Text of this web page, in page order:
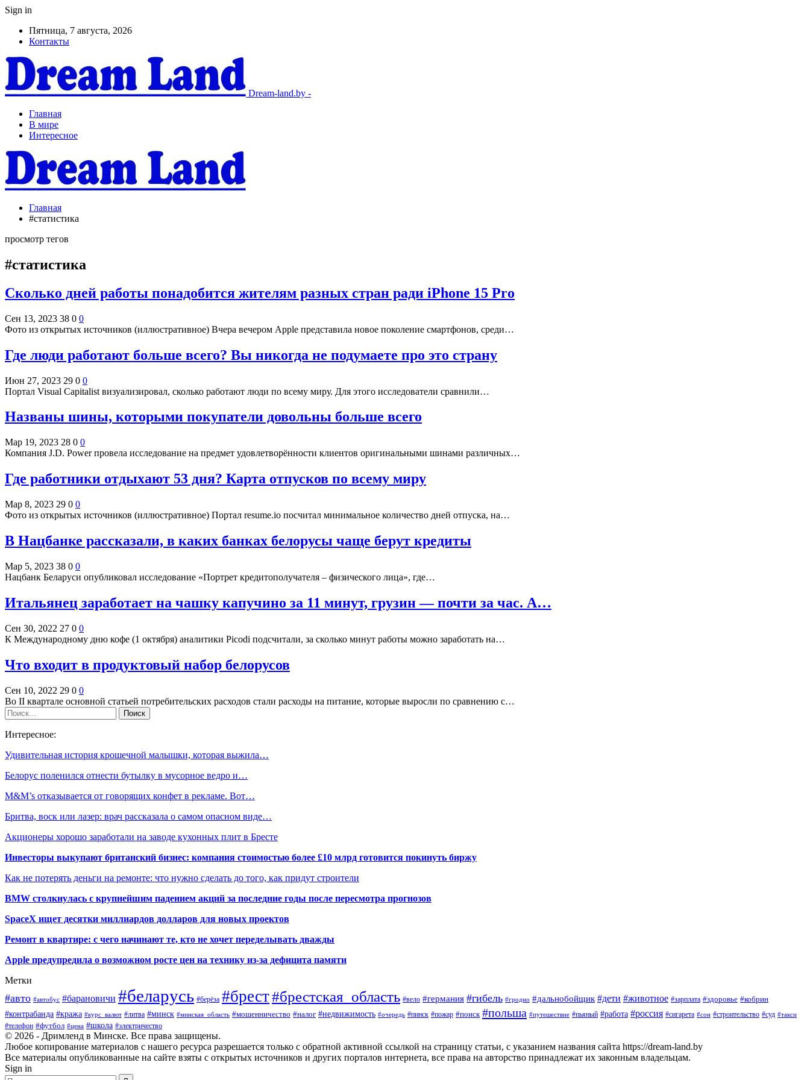
Sign in
Пятница, 7 августа, 2026
Контакты
Dream-land.by -
Главная
В мире
Интересное
Главная
#статистика
просмотр тегов
#статистика
Сколько дней работы понадобится жителям разных стран ради iPhone 15 Pro
Сен 13, 2023 38 0 0
Фото из открытых источников (иллюстративное) Вчера вечером Apple представила новое поколение смартфонов, среди…
Где люди работают больше всего? Вы никогда не подумаете про это страну
Июн 27, 2023 29 0 0
Портал Visual Capitalist визуализировал, сколько работают люди по всему миру. Для этого исследователи сравнили…
Названы шины, которыми покупатели довольны больше всего
Мар 19, 2023 28 0 0
Компания J.D. Power провела исследование на предмет удовлетворённости клиентов оригинальными шинами различных…
Где работники отдыхают 53 дня? Карта отпусков по всему миру
Мар 8, 2023 29 0 0
Фото из открытых источников (иллюстративное) Портал resume.io посчитал минимальное количество дней отпуска, на…
В Нацбанке рассказали, в каких банках белорусы чаще берут кредиты
Мар 5, 2023 38 0 0
Нацбанк Беларуси опубликовал исследование «Портрет кредитополучателя – физического лица», где…
Итальянец заработает на чашку капучино за 11 минут, грузин — почти за час. А…
Сен 30, 2022 27 0 0
К Международному дню кофе (1 октября) аналитики Picodi подсчитали, за сколько минут работы можно заработать на…
Что входит в продуктовый набор белорусов
Сен 10, 2022 29 0 0
Во II квартале основной статьей потребительских расходов стали расходы на питание, которые выросли по сравнению с…
Интересное:
Удивительная история крошечной малышки, которая выжила…
Белорус поленился отнести бутылку в мусорное ведро и…
M&M’s отказывается от говорящих конфет в рекламе. Вот…
Бритва, воск или лазер: врач рассказала о самом опасном виде…
Акционеры хорошо заработали на заводе кухонных плит в Бресте
Инвесторы выкупают британский бизнес: компания стоимостью более £10 млрд готовится покинуть биржу
Как не потерять деньги на ремонте: что нужно сделать до того, как придут строители
BMW столкнулась с крупнейшим падением акций за последние годы после пересмотра прогнозов
SpaceX ищет десятки миллиардов долларов для новых проектов
Ремонт в квартире: с чего начинают те, кто не хочет переделывать дважды
Apple предупредила о возможном росте цен на технику из-за дефицита памяти
Метки
#авто #автобус #барановичи #беларусь #берёза #брест#брестская_область #вело #германия #гибель #гродно #дальнобойщик #дети #животное #зарплата #здоровье #кобрин
#контрабанда #кража #курс_валют #литва #минск #минская_область #мошенничество #налог #недвижимость #очередь #пинск #пожар #поиск #польша #путешествие #пьяный #работа #россия #сигарета #сон #строительство #суд #такси
#телефон #футбол #цена #школа #электричество
© 2026 - Дримленд в Минске. Все права защищены.
Любое копирование материалов с нашего ресурса разрешается только с обратной активной ссылкой на страницу статьи, с указанием названия сайта https://dream-land.by
Все материалы опубликованные на сайте взяты с открытых источников и других порталов интернета, все права на авторство принадлежат их законным владельцам.
Sign in